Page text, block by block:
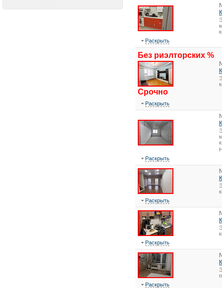
Раскрыть
Без риэлторских %
Срочно
Раскрыть
Раскрыть
Раскрыть
Раскрыть
Раскрыть